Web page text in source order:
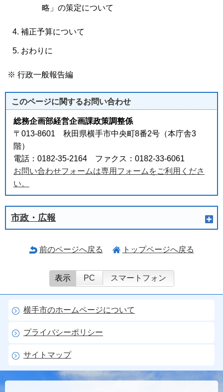
略」の策定について
補正予算について
おわりに
※ 行政一般報告編
このページに関するお問い合わせ
総務企画部経営企画課政策調整係
〒013-8601 秋田県横手市中央町8番2号（本庁舎3
階）
電話：0182-35-2164 ファクス：0182-33-6061
お問い合わせフォームは専用フォームをご利用くださ
い。
市政・広報
前のページへ戻る トップページへ戻る
表示 PC スマートフォン
横手市のホームページについて
プライバシーポリシー
サイトマップ